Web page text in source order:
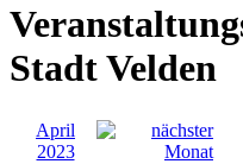
Stadt Velden
April
2023